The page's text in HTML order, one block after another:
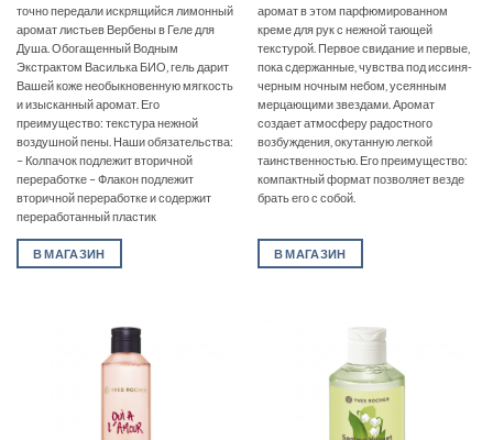
точно передали искрящийся лимонный
аромат листьев Вербены в Геле для
Душа. Обогащенный Водным
Экстрактом Василька БИО‚ гель дарит
Вашей коже необыкновенную мягкость
и изысканный аромат. Его
преимущество: текстура нежной
воздушной пены. Наши обязательства:
– Колпачок подлежит вторичной
переработке – Флакон подлежит
вторичной переработке и содержит
переработанный пластик
В МАГАЗИН
аромат в этом парфюмированном
креме для рук с нежной тающей
текстурой. Первое свидание и первые,
пока сдержанные, чувства под иссиня-
черным ночным небом, усеянным
мерцающими звездами. Аромат
создает атмосферу радостного
возбуждения, окутанную легкой
таинственностью. Его преимущество:
компактный формат позволяет везде
брать его с собой.
В МАГАЗИН